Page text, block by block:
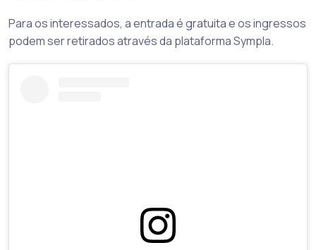
Para os interessados, a entrada é gratuita e os ingressos
podem ser retirados através da plataforma Sympla.